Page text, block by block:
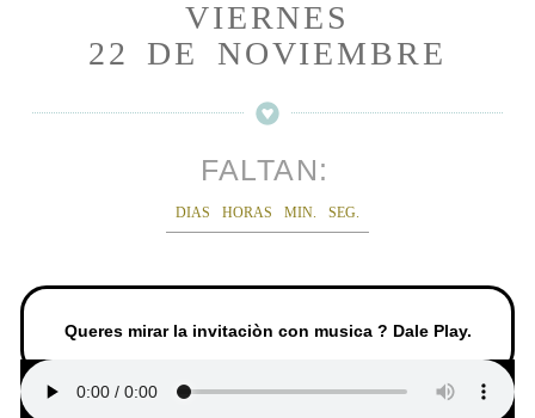
VIERNES
22 DE NOVIEMBRE
FALTAN:
DIAS HORAS MIN. SEG.
Queres mirar la invitaciòn con musica ? Dale Play.